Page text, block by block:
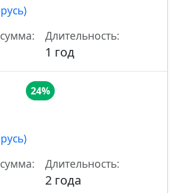
Длительность:
1 год
24%
Длительность:
2 года